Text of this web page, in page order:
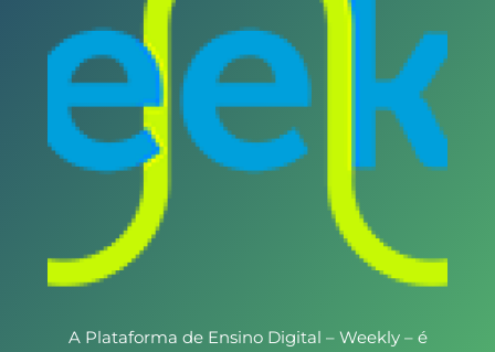
A Plataforma de Ensino Digital – Weekly – é